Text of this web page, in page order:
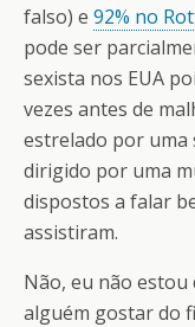
falso) e 92% no
pode ser
sexista nos EUA
vezes antes de
estrelado por uma
dirigido por uma
dispostos a falar
assistiram.
Não, eu não estou
alguém gostar do